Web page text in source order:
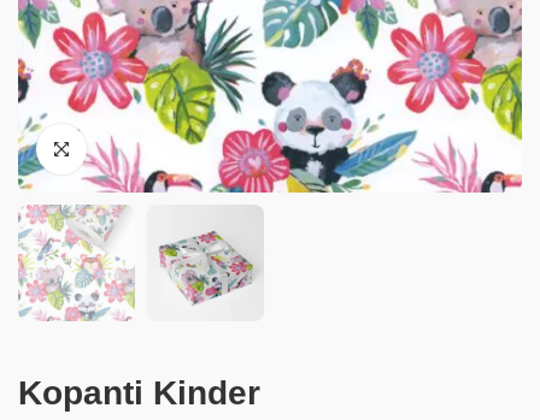
Kopanti Kinder